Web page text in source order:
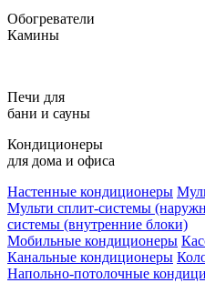
Обогреватели
Камины
Печи для
бани и сауны
Кондиционеры
для дома и офиса
Настенные кондиционеры
Мульти сплит-системы
системы (внутренние блоки)
Мобильные кондиционеры
Канальные кондиционеры
Напольно-потолочные